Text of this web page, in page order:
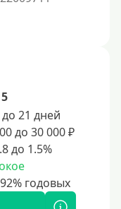
5
до 21 дней
до 30 000 ₽
до 1.5%